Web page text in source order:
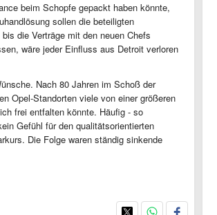
beim Schopfe gepackt haben könnte,
sollen die beteiligten
die Verträge mit den neuen Chefs
wäre jeder Einfluss aus Detroit verloren
Nach 80 Jahren im Schoß der
Opel-Standorten viele von einer größeren
frei entfalten könnte. Häufig - so
Gefühl für den qualitätsorientierten
Die Folge waren ständig sinkende